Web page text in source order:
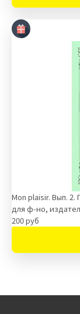
Mon plaisir. Вып.
для ф-но,
200 руб